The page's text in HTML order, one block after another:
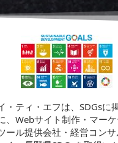
ティ・エフは、SDGsに
、Webサイト制作・マー
ール提供会社・経営コン